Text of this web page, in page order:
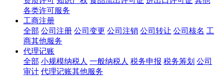
各类许可服务
工商注册
全部 公司注册 公司变更 公司注销 公司转让 公司核名 工
商其他服务
代理记账
全部 小规模纳税人 一般纳税人 税务申报 税务筹划 公司
审计 代理记账其他服务